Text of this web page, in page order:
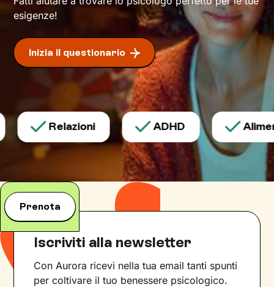
esigenze!
Inizia il questionario
Relazioni ADHD
Prenota
Iscriviti alla newsletter
Con Aurora ricevi nella tua email tanti spunti
per coltivare il tuo benessere psicologico.